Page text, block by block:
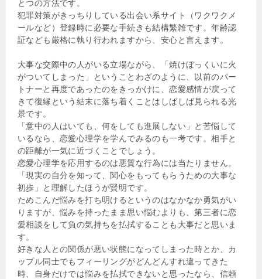
とつの方法です。
犯罪対策がきっちりしている出会い系サイト（ワクワクメ
ールなど）登録時に必要な手続きも結構繁雑です。年齢認
証なども厳格に執り行われますから、安心と言えます。
大事な交際中の人がいる立場ながら、「焼けぼっくいに火
がついてしまった」ということわざのように、以前のパー
トナーと再度であったのをきっかけに、恋愛感情が戻って
きて復縁という結末に落ち着くことはしばしば見られる光
景です。
「意中の人はいても、何をしても進展しない」と苦悩して
いるなら、恋愛心理学を学んでみるのも一考です。相手と
の距離が一気に近づくことでしょう。
恋愛心理学を応用するのは悪質な行為には当たりません。
「現実の自分を知って、関心をもってもらうための大事な
初歩」と理解したほうが賢明です。
ためこんだ悩みを打ち明けるというのはなかなか勇気がい
りますが、悩みを持ったまま思い悩むよりも、第三者に恋
愛相談をして負の気持ちを払拭することも大事だと思いま
す。
好きな人との関係が悪い状態になってしまった時とか、カ
ップル同士でもフィーリングがどんどんすれ違ってきた
時、自身だけでは悩みを払拭できないと思ったなら、信頼